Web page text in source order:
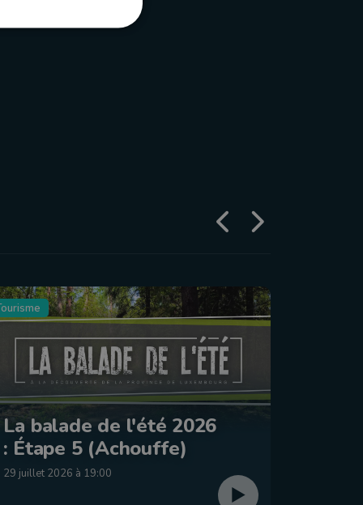
La balade de l'été 2026
: Étape 5 (Achouffe)
29 juillet 2026 à 19:00